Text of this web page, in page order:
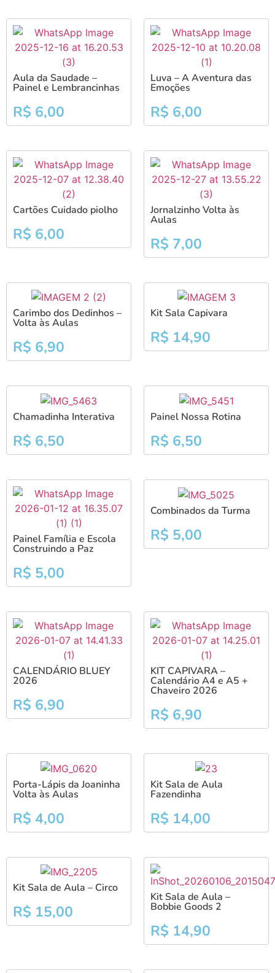
Aula da Saudade –
Painel e Lembrancinhas
R$ 6,00
Luva – A Aventura das
Emoções
R$ 6,00
Cartões Cuidado piolho
R$ 6,00
Jornalzinho Volta às
Aulas
R$ 7,00
Carimbo dos Dedinhos –
Volta às Aulas
R$ 6,90
Kit Sala Capivara
R$ 14,90
Chamadinha Interativa
R$ 6,50
Painel Nossa Rotina
R$ 6,50
Painel Família e Escola
Construindo a Paz
R$ 5,00
Combinados da Turma
R$ 5,00
CALENDÁRIO BLUEY
2026
R$ 6,90
KIT CAPIVARA –
Calendário A4 e A5 +
Chaveiro 2026
R$ 6,90
Porta-Lápis da Joaninha
Volta às Aulas
R$ 4,00
Kit Sala de Aula
Fazendinha
R$ 14,00
Kit Sala de Aula – Circo
R$ 15,00
Kit Sala de Aula –
Bobbie Goods 2
R$ 14,90